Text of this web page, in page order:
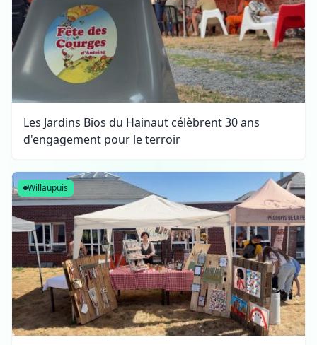
Les Jardins Bios du Hainaut célèbrent 30 ans
d'engagement pour le terroir
Willaupuis